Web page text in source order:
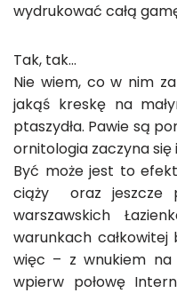
wydrukować całą
Tak, tak…
Nie wiem, co w nim
jakąś kreskę na
ptaszydła. Pawie są
ornitologia zaczyna
Być może jest to
ciąży oraz jeszcze
warszawskich
warunkach całkowitej
więc – z wnukiem
wpierw połowę